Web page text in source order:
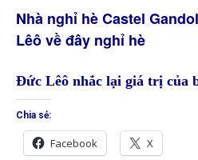
Nhà nghỉ hè Castel
Lêô về đây nghỉ hè
Đức Lêô nhắc lại giá trị của
Chia sẻ:
Facebook X